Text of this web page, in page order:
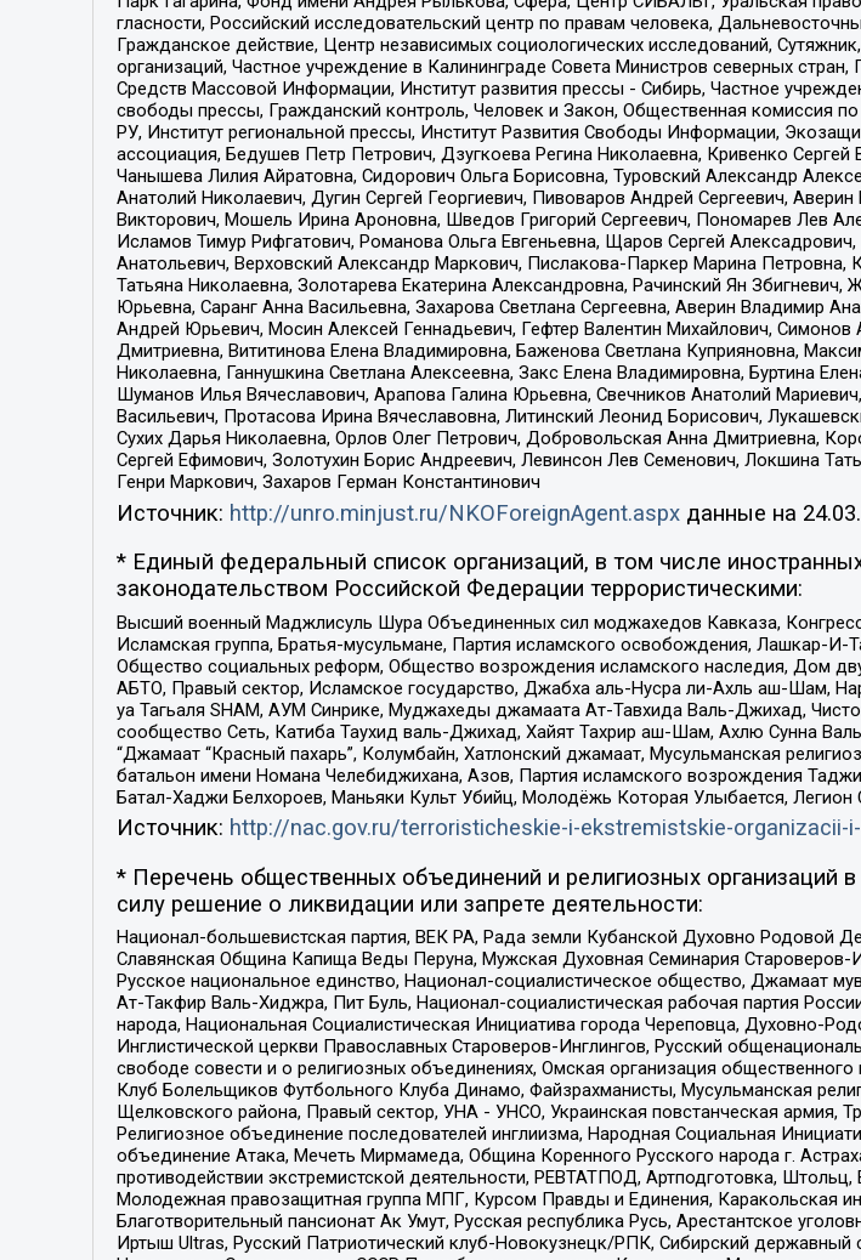
гласности, Российский исследовательский центр по правам человека,
Гражданское действие, Центр независимых социологических исследований,
организаций, Частное учреждение в Калининграде Совета Министров северных
Средств Массовой Информации, Институт развития прессы - Сибирь, Частное
свободы прессы, Гражданский контроль, Человек и Закон, Общественная комиссия
РУ, Институт региональной прессы, Институт Развития Свободы Информации,
ассоциация, Бедушев Петр Петрович, Дзугкоева Регина Николаевна, Кривенко
Чанышева Лилия Айратовна, Сидорович Ольга Борисовна, Туровский Александр
Анатолий Николаевич, Дугин Сергей Георгиевич, Пивоваров Андрей Сергеевич,
Викторович, Мошель Ирина Ароновна, Шведов Григорий Сергеевич, Пономарев Лев
Исламов Тимур Рифгатович, Романова Ольга Евгеньевна, Щаров Сергей
Анатольевич, Верховский Александр Маркович, Пислакова-Паркер Марина Петровна,
Татьяна Николаевна, Золотарева Екатерина Александровна, Рачинский Ян
Юрьевна, Саранг Анна Васильевна, Захарова Светлана Сергеевна, Аверин Владимир
Андрей Юрьевич, Мосин Алексей Геннадьевич, Гефтер Валентин Михайлович,
Дмитриевна, Вититинова Елена Владимировна, Баженова Светлана Куприяновна,
Николаевна, Ганнушкина Светлана Алексеевна, Закс Елена Владимировна, Буртина
Шуманов Илья Вячеславович, Арапова Галина Юрьевна, Свечников Анатолий
Васильевич, Протасова Ирина Вячеславовна, Литинский Леонид Борисович,
Сухих Дарья Николаевна, Орлов Олег Петрович, Добровольская Анна Дмитриевна,
Сергей Ефимович, Золотухин Борис Андреевич, Левинсон Лев Семенович, Локшина
Генри Маркович, Захаров Герман Константинович
Источник: http://unro.minjust.ru/NKOForeignAgent.aspxданные на
* Единый федеральный список организаций, в том числе
законодательством Российской Федерации террористическими:
Высший военный Маджлисуль Шура Объединенных сил моджахедов Кавказа,
Исламская группа, Братья-мусульмане, Партия исламского освобождения, Лашкар-И-
Общество социальных реформ, Общество возрождения исламского наследия, Дом
АБТО, Правый сектор, Исламское государство, Джабха аль-Нусра ли-Ахль аш-Шам,
уа Тагьаля SHAM, АУМ Синрике, Муджахеды джамаата Ат-Тавхида Валь-Джихад,
сообщество Сеть, Катиба Таухид валь-Джихад, Хайят Тахрир аш-Шам, Ахлю Сунна
“Джамаат “Красный пахарь”, Колумбайн, Хатлонский джамаат, Мусульманская
батальон имени Номана Челебиджихана, Азов, Партия исламского возрождения
Батал-Хаджи Белхороев, Маньяки Культ Убийц, Молодёжь Которая Улыбается,
Источник: http://nac.gov.ru/terroristicheskie-i-ekstremistskie-organizacii-
* Перечень общественных объединений и религиозных
силу решение о ликвидации или запрете деятельности:
Национал-большевистская партия, ВЕК РА, Рада земли Кубанской Духовно Родовой
Славянская Община Капища Веды Перуна, Мужская Духовная Семинария
Русское национальное единство, Национал-социалистическое общество, Джамаат
Ат-Такфир Валь-Хиджра, Пит Буль, Национал-социалистическая рабочая партия
народа, Национальная Социалистическая Инициатива города Череповца, Духовно-
Инглистической церкви Православных Староверов-Инглингов, Русский
свободе совести и о религиозных объединениях, Омская организация
Клуб Болельщиков Футбольного Клуба Динамо, Файзрахманисты, Мусульманская
Щелковского района, Правый сектор, УНА - УНСО, Украинская повстанческая армия,
Религиозное объединение последователей инглиизма, Народная Социальная
объединение Атака, Мечеть Мирмамеда, Община Коренного Русского народа г.
противодействии экстремистской деятельности, РЕВТАТПОД, Артподготовка,
Молодежная правозащитная группа МПГ, Курсом Правды и Единения, Каракольская
Благотворительный пансионат Ак Умут, Русская республика Русь, Арестантское
Иртыш Ultras, Русский Патриотический клуб-Новокузнецк/РПК, Сибирский